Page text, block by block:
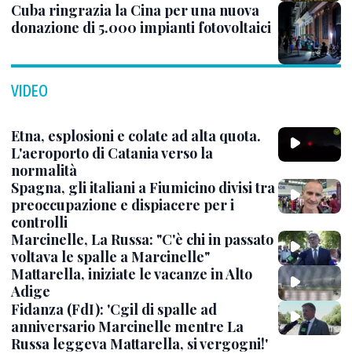
Cuba ringrazia la Cina per una nuova
donazione di 5.000 impianti fotovoltaici
VIDEO
Etna, esplosioni e colate ad alta quota.
L'aeroporto di Catania verso la
normalità
Spagna, gli italiani a Fiumicino divisi tra
preoccupazione e dispiacere per i
controlli
Marcinelle, La Russa: "C'è chi in passato
voltava le spalle a Marcinelle"
Mattarella, iniziate le vacanze in Alto
Adige
Fidanza (FdI): 'Cgil di spalle ad
anniversario Marcinelle mentre La
Russa leggeva Mattarella, si vergogni!'